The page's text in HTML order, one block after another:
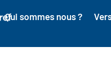
Qui sommes nous ?